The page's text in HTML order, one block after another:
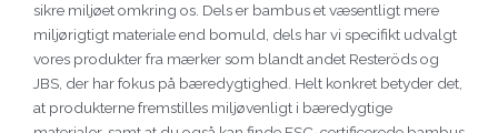
sikre miljøet omkring os. Dels er bambus et væsentligt mere
miljørigtigt materiale end bomuld, dels har vi specifikt udvalgt
vores produkter fra mærker som blandt andet Resteröds og
JBS, der har fokus på bæredygtighed. Helt konkret betyder det,
at produkterne fremstilles miljøvenligt i bæredygtige